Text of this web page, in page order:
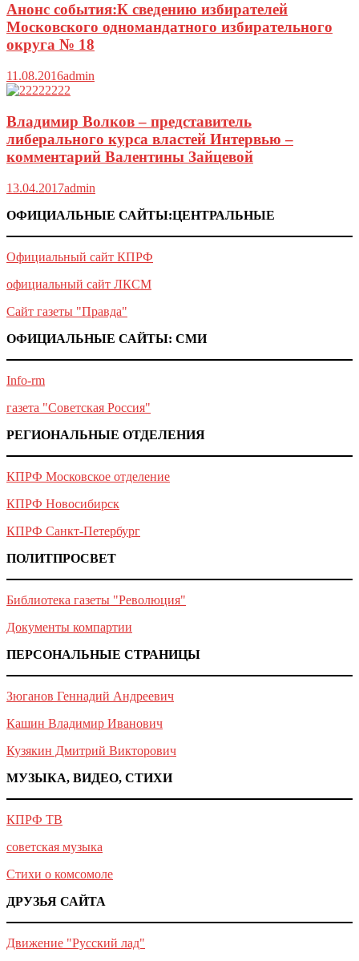
Анонс события:К сведению избирателей
Московского одномандатного избирательного
округа № 18
11.08.2016admin
Владимир Волков – представитель
либерального курса властей Интервью –
комментарий Валентины Зайцевой
13.04.2017admin
ОФИЦИАЛЬНЫЕ САЙТЫ:ЦЕНТРАЛЬНЫЕ
Официальный сайт КПРФ
официальный сайт ЛКСМ
Сайт газеты "Правда"
ОФИЦИАЛЬНЫЕ САЙТЫ: СМИ
Info-rm
газета "Советская Россия"
РЕГИОНАЛЬНЫЕ ОТДЕЛЕНИЯ
КПРФ Московское отделение
КПРФ Новосибирск
КПРФ Санкт-Петербург
ПОЛИТПРОСВЕТ
Библиотека газеты "Революция"
Документы компартии
ПЕРСОНАЛЬНЫЕ СТРАНИЦЫ
Зюганов Геннадий Андреевич
Кашин Владимир Иванович
Кузякин Дмитрий Викторович
МУЗЫКА, ВИДЕО, СТИХИ
КПРФ ТВ
советская музыка
Стихи о комсомоле
ДРУЗЬЯ САЙТА
Движение "Русский лад"